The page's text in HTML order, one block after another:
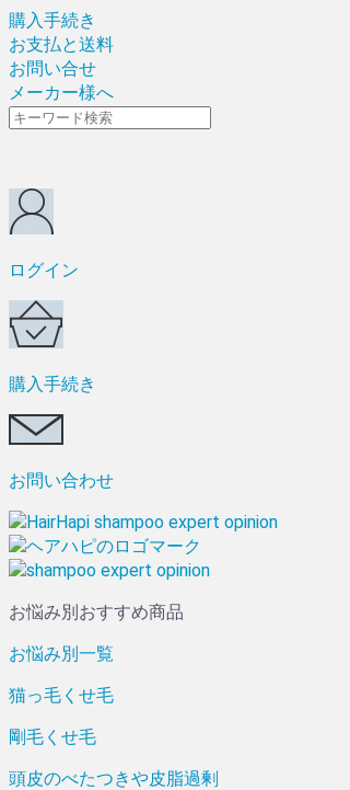
購入手続き
お支払と送料
お問い合せ
メーカー様へ
ログイン
購入手続き
お問い合わせ
お悩み別おすすめ商品
お悩み別一覧
猫っ毛くせ毛
剛毛くせ毛
頭皮のべたつきや皮脂過剰